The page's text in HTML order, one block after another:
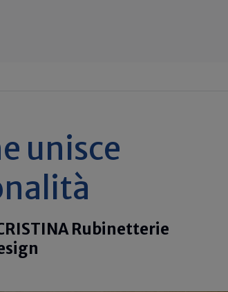
unisce
Rubinetterie